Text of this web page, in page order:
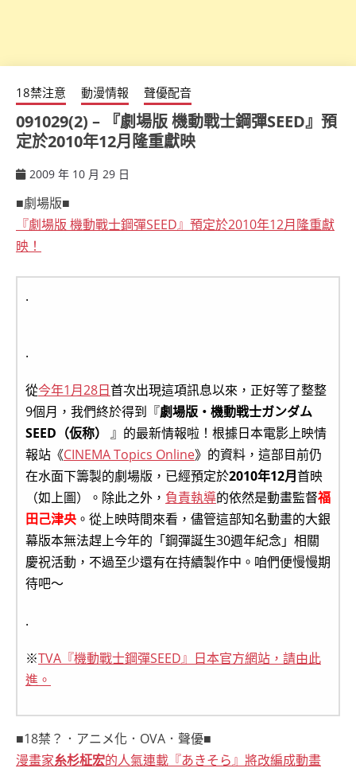
18禁注意 動漫情報 聲優配音
091029(2) – 『劇場版 機動戰士鋼彈SEED』預
定於2010年12月隆重獻映
2009 年 10 月 29 日
■劇場版■
『劇場版 機動戰士鋼彈SEED』預定於2010年12月隆重獻
映！
.
.
從今年1月28日首次出現這項訊息以來，正好等了整整
9個月，我們終於得到『劇場版・機動戦士ガンダム
SEED（仮称） 』的最新情報啦！根據日本電影上映情
報站《CINEMA Topics Online》的資料，這部目前仍
在水面下籌製的劇場版，已經預定於2010年12月首映
（如上圖）。除此之外， 負責執導的依然是動畫監督福
田己津央 。從上映時間來看，儘管這部知名動畫的大銀
幕版本無法趕上今年的「鋼彈誕生30週年紀念」相關
慶祝活動，不過至少還有在持續製作中。咱們便慢慢期
待吧～
.
※TVA『機動戰士鋼彈SEED』日本官方網站，請由此
進。
■18禁？．アニメ化．OVA．聲優■
漫畫家糸杉柾宏的人氣連載『あきそら』將改編成動畫